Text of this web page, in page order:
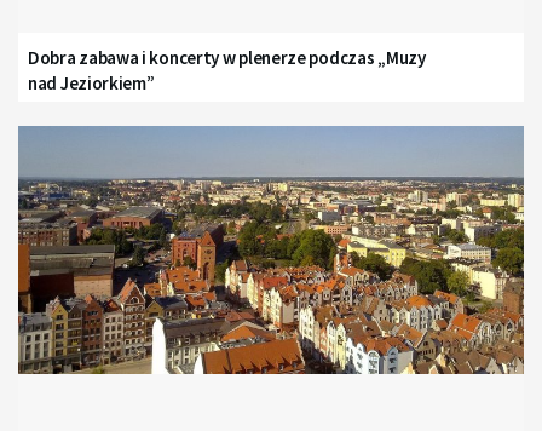
Dobra zabawa i koncerty w plenerze podczas „Muzy
nad Jeziorkiem”